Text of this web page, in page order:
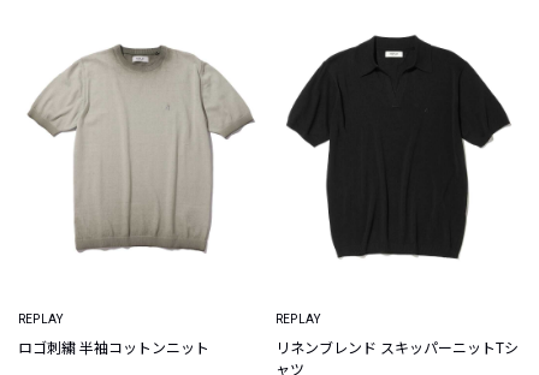
REPLAY
ロゴ刺繍 半袖コットンニット
REPLAY
リネンブレンド スキッパーニットTシ
ャツ